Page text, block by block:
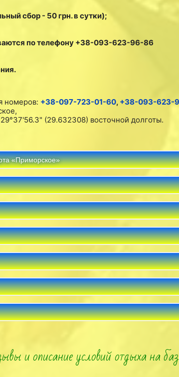
сбор - 50 грн. в сутки);
по телефону +38-093-623-96-86
номеров: +38-097-723-01-60, +38-093-623-
(29.632308) восточной долготы.
«Приморское»
и описание условий отдыха на